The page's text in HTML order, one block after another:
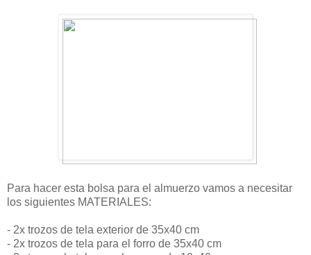
Para hacer esta bolsa para el almuerzo vamos a necesitar
los siguientes MATERIALES:
- 2x trozos de tela exterior de 35x40 cm
- 2x trozos de tela para el forro de 35x40 cm